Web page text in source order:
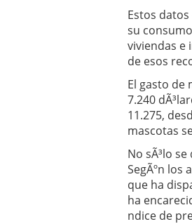
Estos
su
viviendas e
de esos
El gasto de
7.240
11.275,
mascotas
No sÃ³lo
SegÃºn
que ha
ha
ndice de